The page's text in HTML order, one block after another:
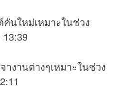
นใหม่เหมาะในช่วง
งานต่างๆเหมาะในช่วง